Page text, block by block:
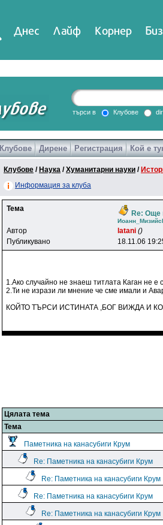
Днес Лайф Корнер
DirTV Impressio
Games
търси в Клубове
Клубове Дирене Регистрация Кой е
Клубове / Наука /Хуманитарни науки /
Информация за клуба
Тема
Re: Още
Автор latani ()
Публикувано
18.11.06
1.Ако случайно не знаеш титлата Каган не е
2.Ти не изрази ли мнение че сме имали и
КОЙТО ТЪРСИ ИСТИНАТА ,БОГ ВИЖДА И
Цялата тема
Тема
Паметника на канасубиги Крум
Re: Паметника на канасубиги Крум
Re: Паметника на канасубиги Крум
Re: Паметника на канасубиги Крум
Re: Паметника на канасубиги Крум